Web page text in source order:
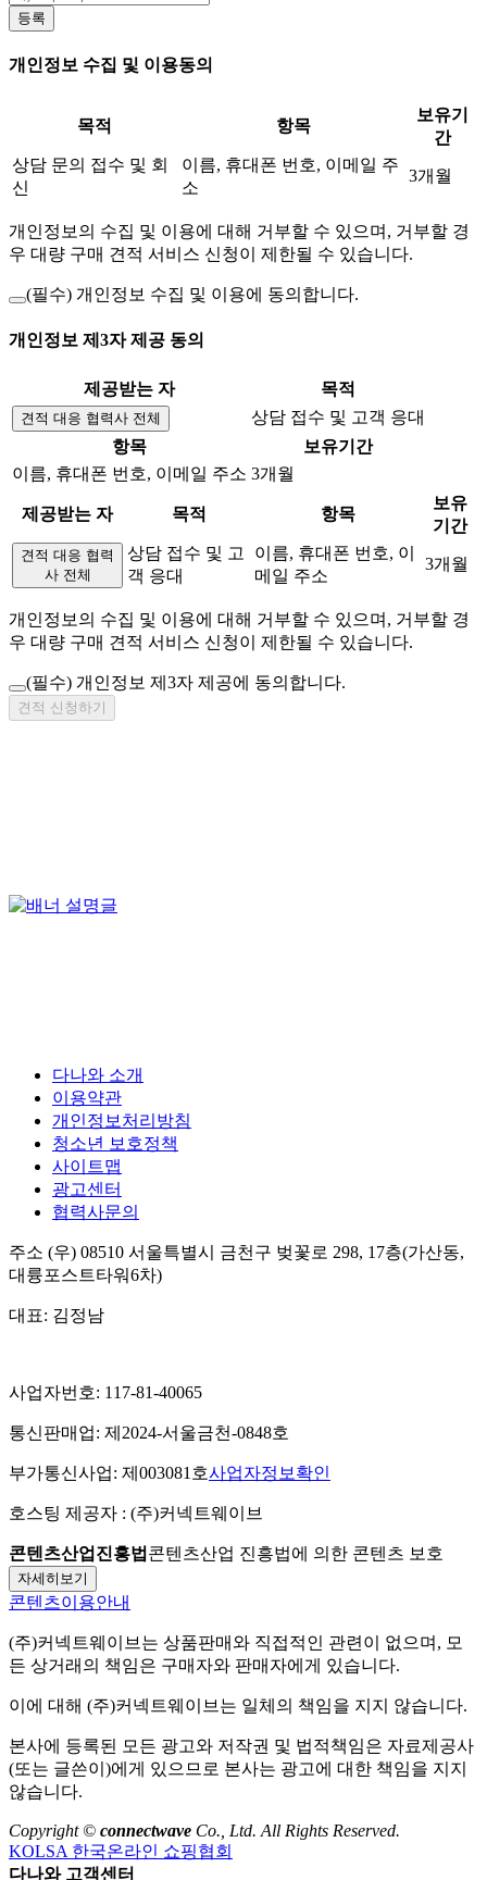
등록
개인정보 수집 및 이용동의
목적 항목
보유기
간
상담 문의 접수 및 회
신
이름, 휴대폰 번호, 이메일 주
소
3개월
개인정보의 수집 및 이용에 대해 거부할 수 있으며, 거부할 경
우 대량 구매 견적 서비스 신청이 제한될 수 있습니다.
(필수) 개인정보 수집 및 이용에 동의합니다.
개인정보 제3자 제공 동의
제공받는 자 목적
견적 대응 협력사 전체
상담 접수 및 고객 응대
항목
보유기간
이름, 휴대폰 번호, 이메일 주소 3개월
제공받는 자 목적 항목
보유
기간
견적 대응 협력
사 전체
상담 접수 및 고
객 응대
이름, 휴대폰 번호, 이
메일 주소
3개월
개인정보의 수집 및 이용에 대해 거부할 수 있으며, 거부할 경
우 대량 구매 견적 서비스 신청이 제한될 수 있습니다.
(필수) 개인정보 제3자 제공에 동의합니다.
견적 신청하기
다나와 소개
이용약관
개인정보처리방침
청소년 보호정책
사이트맵
광고센터
협력사문의
주소 (우) 08510 서울특별시 금천구 벚꽃로 298, 17층(가산동,
대륭포스트타워6차)
대표: 김정남
사업자번호: 117-81-40065
통신판매업: 제2024-서울금천-0848호
부가통신사업: 제003081호사업자정보확인
호스팅 제공자 : (주)커넥트웨이브
콘텐츠산업진흥법 콘텐츠산업 진흥법에 의한 콘텐츠 보호
자세히보기
콘텐츠이용안내
(주)커넥트웨이브 는 상품판매와 직접적인 관련이 없으며, 모
든 상거래의 책임은 구매자와 판매자에게 있습니다.
이에 대해 (주)커넥트웨이브 는 일체의 책임을 지지 않습니다.
본사에 등록된 모든 광고와 저작권 및 법적책임은 자료제공사
(또는 글쓴이)에게 있으므로 본사는 광고에 대한 책임을 지지
않습니다.
Copyright © connectwave Co., Ltd. All Rights Reserved.
KOLSA 한국온라인 쇼핑협회
다나와 고객센터